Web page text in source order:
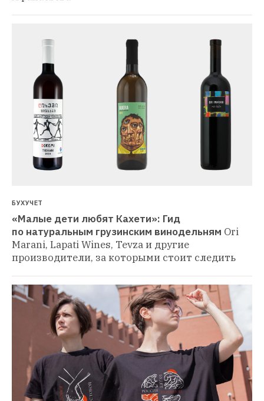
БУХУЧЕТ
«Малые дети любят Кахети»: Гид
по натуральным грузинским винодельням Ori
Marani, Lapati Wines, Tevza и другие
производители, за которыми стоит следить